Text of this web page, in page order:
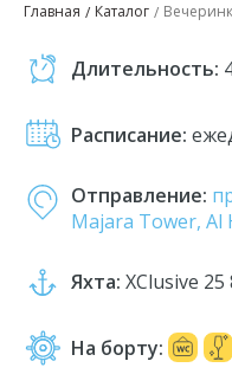
Главная Каталог
Длительность:
Расписание:
Отправление:
Majara Tower, Al
Яхта: XClusive
На борту: